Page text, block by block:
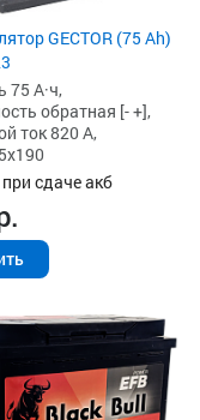
GECTOR (75 Ah)
75 А·ч,
обратная [- +],
ток 820 А,
при сдаче акб